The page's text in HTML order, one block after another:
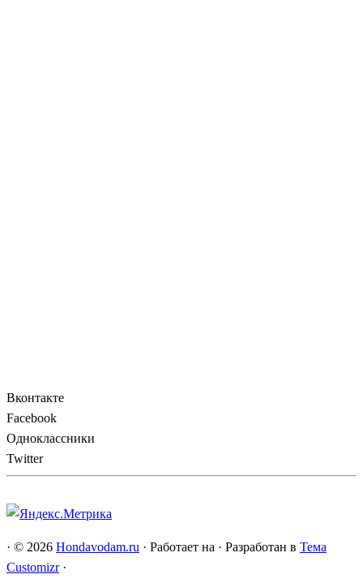
Вконтакте
Facebook
Одноклассники
Twitter
· © 2026 Hondavodam.ru · Работает на · Разработан в Тема
Customizr ·